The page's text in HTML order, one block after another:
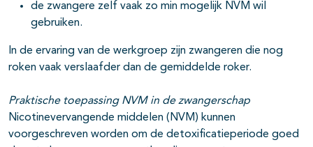
de zwangere zelf vaak zo min mogelijk NVM wil
gebruiken.
In de ervaring van de werkgroep zijn zwangeren die nog
roken vaak verslaafder dan de gemiddelde roker.
Praktische toepassing NVM in de zwangerschap
Nicotinevervangende middelen (NVM) kunnen
voorgeschreven worden om de detoxificatieperiode goed